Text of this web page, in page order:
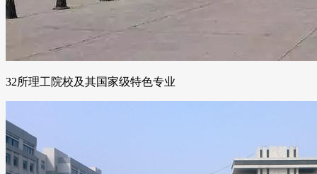
32所理工院校及其国家级特色专业